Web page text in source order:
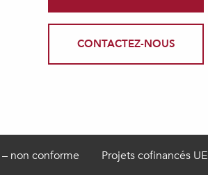
CONTACTEZ-NOUS
non conforme Projets cofinancés UE